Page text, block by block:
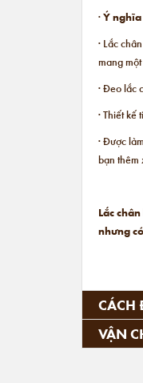
·Ý
· Lắc
mang
· Đeo lắc
· Thiết kế
· Được
bạn
Lắc
nhưng
CÁCH
VẬN